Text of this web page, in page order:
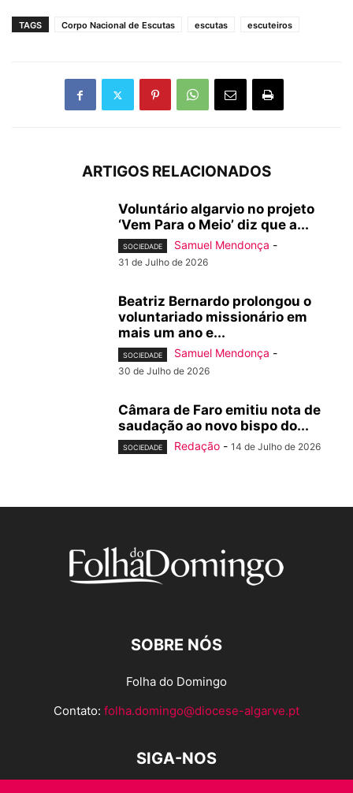
TAGS Corpo Nacional de Escutas escutas escuteiros
ARTIGOS RELACIONADOS
Voluntário algarvio no projeto
‘Vem Para o Meio’ diz que a...
SOCIEDADE Samuel Mendonça -
31 de Julho de 2026
Beatriz Bernardo prolongou o
voluntariado missionário em
mais um ano e...
SOCIEDADE Samuel Mendonça -
30 de Julho de 2026
Câmara de Faro emitiu nota de
saudação ao novo bispo do...
SOCIEDADE Redação - 14 de Julho de 2026
SOBRE NÓS
Folha do Domingo
Contato: folha.domingo@diocese-algarve.pt
SIGA-NOS